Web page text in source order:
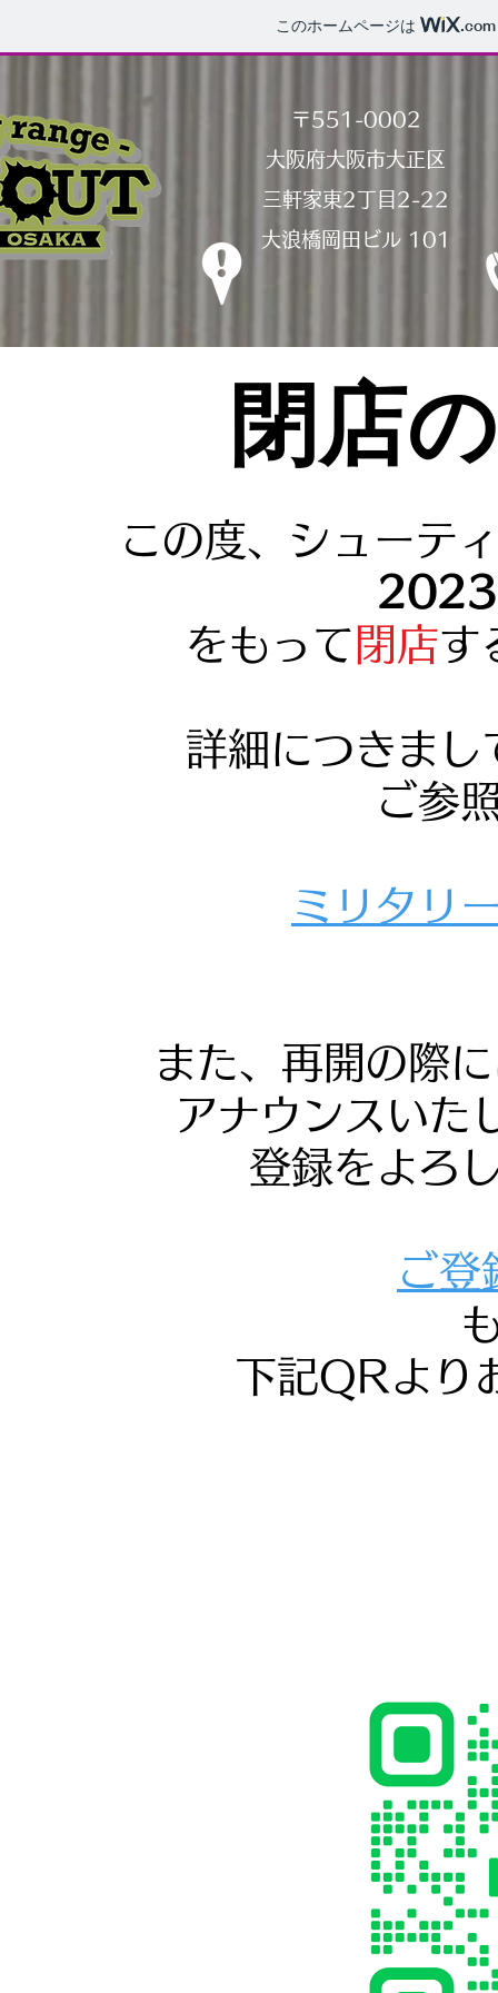
このホームページは .com
〒551-0002
大阪府大阪市大正区
三軒家東2丁目2-22
大浪橋岡田ビル 101
閉店
この度、 シューテ
2023
をもって 閉店す
詳細につきまし
ご参
ミリタリ
また、再開の際
アナウンスいた
登録をよろ
ご登
下記QRより